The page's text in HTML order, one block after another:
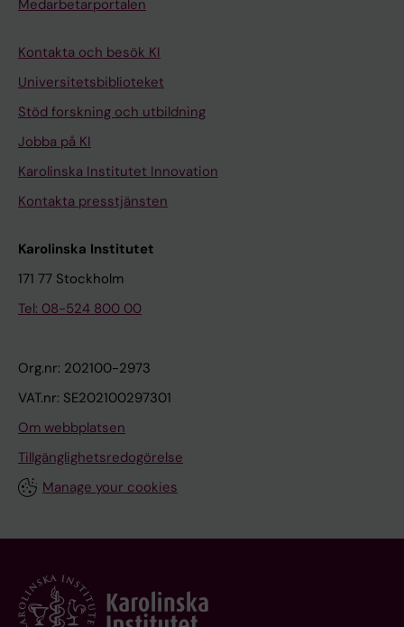
Medarbetarportalen
Kontakta och besök KI
Universitetsbiblioteket
Stöd forskning och utbildning
Jobba på KI
Karolinska Institutet Innovation
Kontakta presstjänsten
Karolinska Institutet
171 77 Stockholm
Tel: 08-524 800 00
Org.nr: 202100-2973
VAT.nr: SE202100297301
Om webbplatsen
Tillgänglighetsredogörelse
Manage your cookies